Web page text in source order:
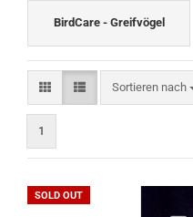
BirdCare - Greifvögel
Sortieren nach
Sortieren nach
1
SOLD OUT